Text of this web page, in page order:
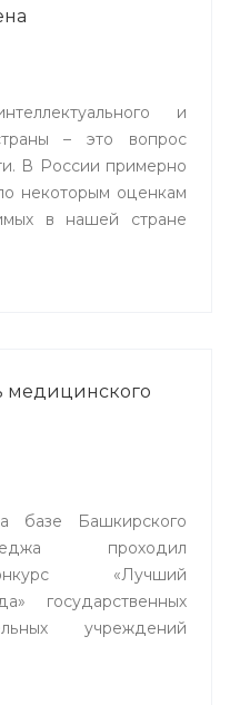
и
– это вопрос
В России примерно
некоторым оценкам
в нашей стране
медицинского
Башкирского
проходил
«Лучший
государственных
учреждений
Республики